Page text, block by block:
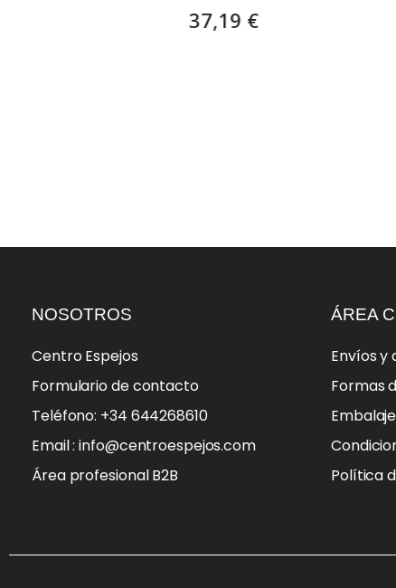
37,19 €
NOSOTROS
Centro Espejos
Formulario de contacto
Teléfono: +34 644268610
Email : info@centroespejos.com
Área profesional B2B
ÁREA
Envíos y
Formas
Política